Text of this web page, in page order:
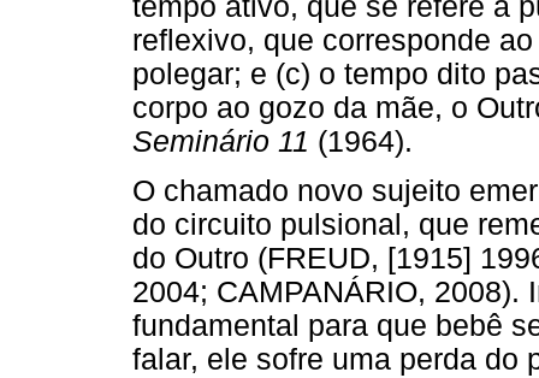
tempo ativo, que se refere à
reflexivo, que corresponde
polegar; e (c) o tempo dito
corpo ao gozo da mãe, o
Seminário 11 (1964).
O chamado novo sujeito
do circuito pulsional, que
do Outro (FREUD, [1915]
2004; CAMPANÁRIO, 2008).
fundamental para que bebê
falar, ele sofre uma perda do